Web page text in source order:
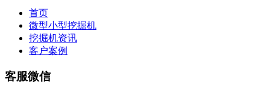
首页
微型小型挖掘机
挖掘机资讯
客户案例
客服微信